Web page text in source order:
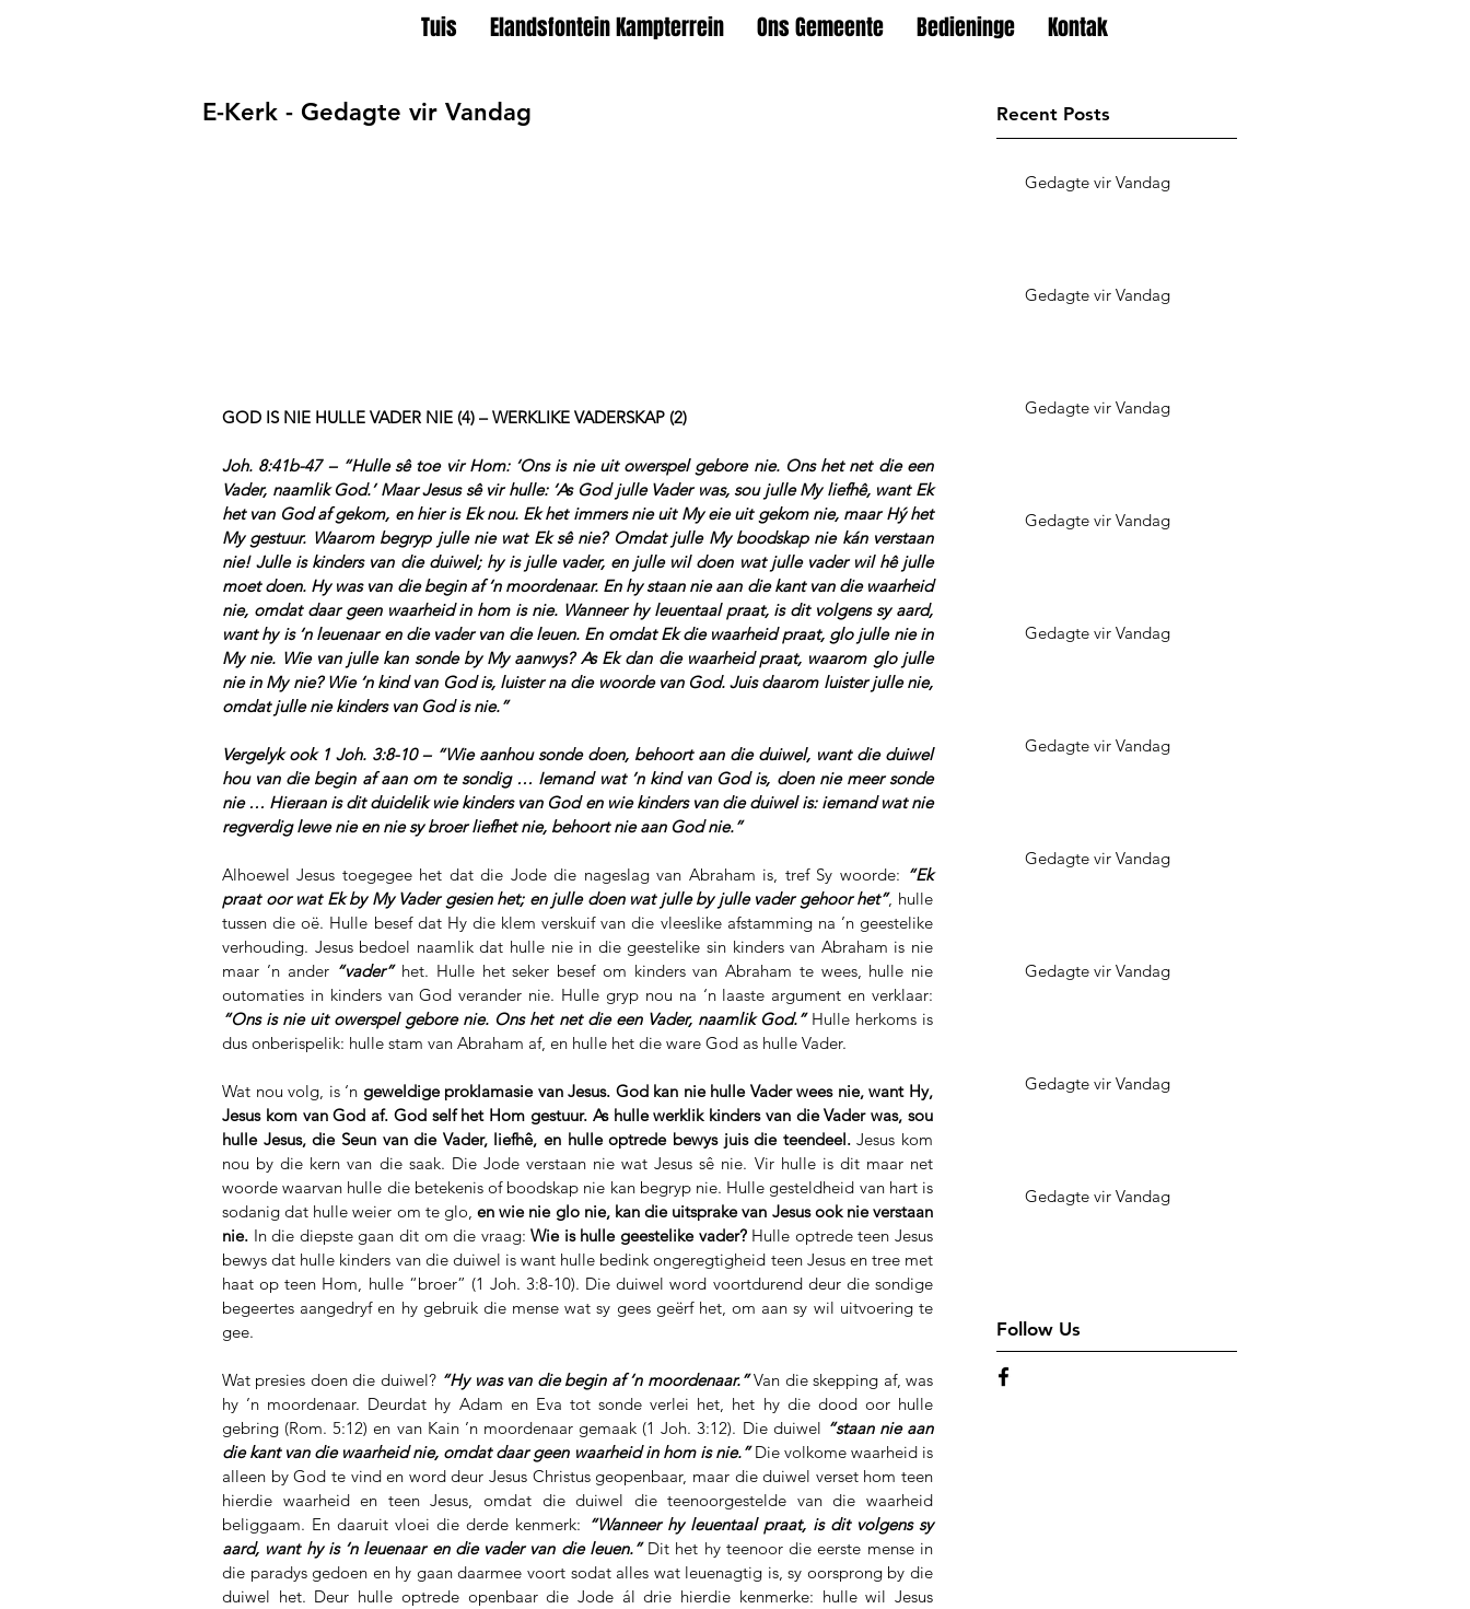
Tuis Elandsfontein Kampterrein Ons Gemeente Bedieninge Kontak
E-Kerk - Gedagte vir Vandag
GOD IS NIE HULLE VADER NIE (4) – WERKLIKE VADERSKAP (2)
Joh. 8:41b-47 – “Hulle sê toe vir Hom: ‘Ons is nie uit owerspel gebore nie. Ons het net die een
Vader, naamlik God.’ Maar Jesus sê vir hulle: ‘As God julle Vader was, sou julle My liefhê, want Ek
het van God af gekom, en hier is Ek nou. Ek het immers nie uit My eie uit gekom nie, maar Hý het
My gestuur. Waarom begryp julle nie wat Ek sê nie? Omdat julle My boodskap nie kán verstaan
nie! Julle is kinders van die duiwel; hy is julle vader, en julle wil doen wat julle vader wil hê julle
moet doen. Hy was van die begin af ‘n moordenaar. En hy staan nie aan die kant van die waarheid
nie, omdat daar geen waarheid in hom is nie. Wanneer hy leuentaal praat, is dit volgens sy aard,
want hy is ‘n leuenaar en die vader van die leuen. En omdat Ek die waarheid praat, glo julle nie in
My nie. Wie van julle kan sonde by My aanwys? As Ek dan die waarheid praat, waarom glo julle
nie in My nie? Wie ‘n kind van God is, luister na die woorde van God. Juis daarom luister julle nie,
omdat julle nie kinders van God is nie.”
Vergelyk ook 1 Joh. 3:8-10 – “Wie aanhou sonde doen, behoort aan die duiwel, want die duiwel
hou van die begin af aan om te sondig … Iemand wat ’n kind van God is, doen nie meer sonde
nie … Hieraan is dit duidelik wie kinders van God en wie kinders van die duiwel is: iemand wat nie
regverdig lewe nie en nie sy broer liefhet nie, behoort nie aan God nie.”
Alhoewel Jesus toegegee het dat die Jode die nageslag van Abraham is, tref Sy woorde: “Ek
praat oor wat Ek by My Vader gesien het; en julle doen wat julle by julle vader gehoor het”, hulle
tussen die oë. Hulle besef dat Hy die klem verskuif van die vleeslike afstamming na ’n geestelike
verhouding. Jesus bedoel naamlik dat hulle nie in die geestelike sin kinders van Abraham is nie
maar ’n ander “vader” het. Hulle het seker besef om kinders van Abraham te wees, hulle nie
“Ons is nie uit owerspel gebore nie. Ons het net die een Vader, naamlik God.” Hulle herkoms is
dus onberispelik: hulle stam van Abraham af, en hulle het die ware God as hulle Vader.
Wat nou volg, is ‘n geweldige proklamasie van Jesus. God kan nie hulle Vader wees nie, want Hy,
Jesus kom van God af. God self het Hom gestuur. As hulle werklik kinders van die Vader was, sou
hulle Jesus, die Seun van die Vader, liefhê, en hulle optrede bewys juis die teendeel. Jesus kom
nou by die kern van die saak. Die Jode verstaan nie wat Jesus sê nie. Vir hulle is dit maar net
woorde waarvan hulle die betekenis of boodskap nie kan begryp nie. Hulle gesteldheid van hart is
sodanig dat hulle weier om te glo, en wie nie glo nie, kan die uitsprake van Jesus ook nie verstaan
nie. In die diepste gaan dit om die vraag: Wie is hulle geestelike vader? Hulle optrede teen Jesus
bewys dat hulle kinders van die duiwel is want hulle bedink ongeregtigheid teen Jesus en tree met
haat op teen Hom, hulle “broer” (1 Joh. 3:8-10). Die duiwel word voortdurend deur die sondige
begeertes aangedryf en hy gebruik die mense wat sy gees geërf het, om aan sy wil uitvoering te
gee.
Wat presies doen die duiwel? “Hy was van die begin af ‘n moordenaar.” Van die skepping af, was
hy ’n moordenaar. Deurdat hy Adam en Eva tot sonde verlei het, het hy die dood oor hulle
gebring (Rom. 5:12) en van Kain ’n moordenaar gemaak (1 Joh. 3:12). Die duiwel “staan nie aan
die kant van die waarheid nie, omdat daar geen waarheid in hom is nie.” Die volkome waarheid is
alleen by God te vind en word deur Jesus Christus geopenbaar, maar die duiwel verset hom teen
hierdie waarheid en teen Jesus, omdat die duiwel die teenoorgestelde van die waarheid
beliggaam. En daaruit vloei die derde kenmerk: “Wanneer hy leuentaal praat, is dit volgens sy
aard, want hy is ‘n leuenaar en die vader van die leuen.” Dit het hy teenoor die eerste mense in
die paradys gedoen en hy gaan daarmee voort sodat alles wat leuenagtig is, sy oorsprong by die
duiwel het. Deur hulle optrede openbaar die Jode ál drie hierdie kenmerke: hulle wil Jesus
Recent Posts
Gedagte vir Vandag
Gedagte vir Vandag
Gedagte vir Vandag
Gedagte vir Vandag
Gedagte vir Vandag
Gedagte vir Vandag
Gedagte vir Vandag
Gedagte vir Vandag
Gedagte vir Vandag
Gedagte vir Vandag
Follow Us